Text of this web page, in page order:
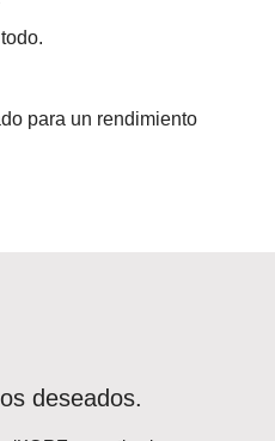
para un rendimiento
deseados.